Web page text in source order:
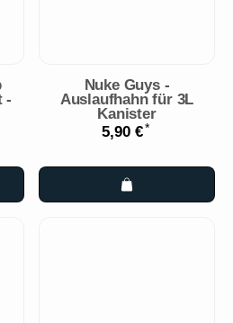
-
Nuke Guys -
Auslaufhahn für 3L
Kanister
5,90 €*